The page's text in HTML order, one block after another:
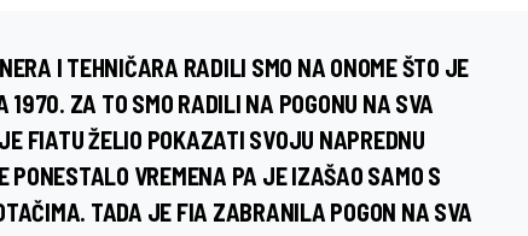
I TEHNIČARA RADILI SMO NA ONOME ŠTO JE
1970. ZA TO SMO RADILI NA POGONU NA SVA
FIATUŽELIO POKAZATI SVOJU NAPREDNU
PONESTALO VREMENA PA JE IZAŠAO SAMO S
TADA JE FIA ZABRANILA POGON NA SVA